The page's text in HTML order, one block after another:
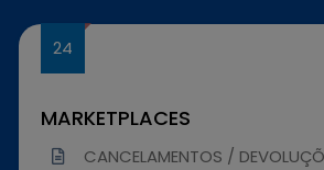
MARKETPLACES
CANCELAMENTOS /